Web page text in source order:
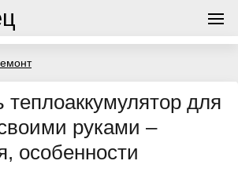
теплоаккумулятор для
руками –
особенности